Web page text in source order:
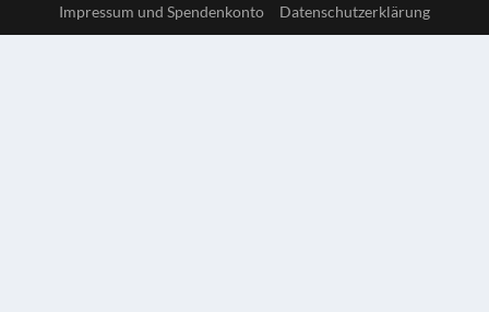
Impressum und Spendenkonto Datenschutzerklärung